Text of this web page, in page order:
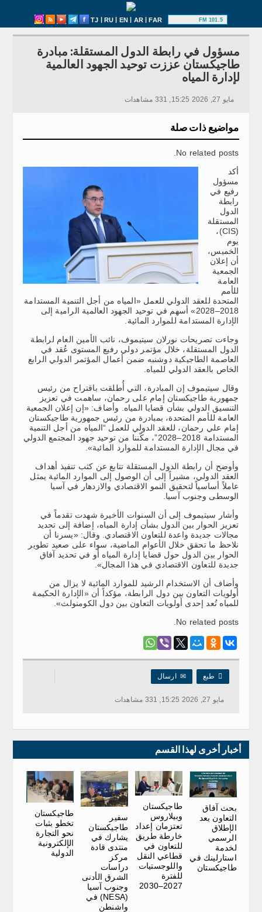
TJ | RU | EN | AR|FAR 101.5 FM
مسؤول في رابطة الدول المستقلة: مبادرة
طاجيكستان عززت توحيد الجهود العالمية
لإدارة المياه
مايو 27, 2026 15:25, 331 مشاهدات
مواضيع ذات صلة
No related posts.
أكد
مسؤول
رفيع في
رابطة
الدول
المستقلة
(CIS)،
يوم
الخميس،
أن إعلان
الجمعية
العامة
للأمم
المتحدة للعقد الدولي للعمل «المياه من أجل التنمية المستدامة
2018–2028» أسهم في توحيد الجهود العالمية الرامية إلى
الإدارة المستدامة للموارد المائية.
وجاءت تصريحات نورلان سيتيموف، نائب الأمين العام لرابطة
الدول المستقلة، خلال مؤتمر دولي رفيع المستوى عُقد في
العاصمة الطاجيكية دوشنبه ضمن أعمال المؤتمر الدولي الرابع
الخاص بالعقد الدولي للمياه.
وقال سيتيموف إن المبادرة، التي أُطلقت باقتراح من رئيس
جمهورية طاجيكستان إمام على رحمان، ساهمت في تعزيز
التنسيق الدولي بشأن قضايا المياه. وأضاف: «إن إعلان الجمعية
العامة للأمم المتحدة، بمبادرة من رئيس جمهورية طاجيكستان
إمام علي رحمان، للعقد الدولي للعمل “المياه من أجل التنمية
المستدامة 2018–2028”، مكّننا من توحيد جهود المجتمع الدولي
في مجال الإدارة المستدامة للموارد المائية».
وأوضح أن رابطة الدول المستقلة تتابع عن كثب تنفيذ أهداف
العقد الدولي، مشيراً إلى أن الوصول إلى الموارد المائية يمثل
عاملاً أساسياً لتحقيق النمو الاقتصادي والازدهار في آسيا
الوسطى وجنوب آسيا.
وأشار سيتيموف إلى أن السنوات الأخيرة شهدت تقدماً في
تعزيز الحوار بين الدول بشأن إدارة المياه، إضافة إلى تحديد
مجالات جديدة واعدة للتعاون الاقتصادي. وقال: «يسرنا أن
نلاحظ ما تحقق خلال الأعوام الماضية، سواء على صعيد تطوير
الحوار بين الدول حول قضايا إدارة المياه أو في تحديد آفاق
جديدة للتعاون الاقتصادي في هذا المجال».
وأضاف أن الاستخدام الرشيد للموارد المائية لا يزال من
أولويات التعاون بين دول الرابطة، مؤكداً أن «الإدارة الحكيمة
للمياه تُعد إحدى أولويات التعاون بين دول الكومنولث».
No related posts.
 طبع ✉ارسال
مايو 27, 2026 15:25, 331 مشاهدات
أخبار أخرى لهذا القسم
بحث آفاق
التعاون بعد
الإطلاق
الرسمي
لخدمة
استارلينك في
طاجيكستان
طاجيكستان
وبيلاروس
تعتزمان إعداد
خارطة طريق
للتعاون في
قطاعي النقل
واللوجستيات
للفترة
2027–2030
سفير
طاجيكستان
يشارك في
منتدى قادة
مركز
دراسات
الشرق الأدنى
وجنوب آسيا
(NESA) في
واشنطن
طاجيكستان
تخطو بثبات
نحو التجارة
الإلكترونية
الدولية